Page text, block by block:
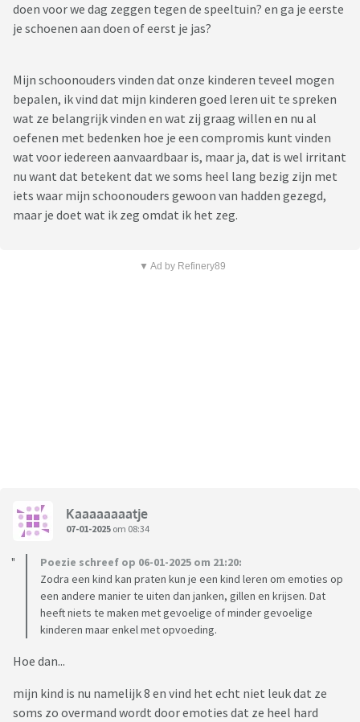
doen voor we dag zeggen tegen de speeltuin? en ga je eerste
je schoenen aan doen of eerst je jas?
Mijn schoonouders vinden dat onze kinderen teveel mogen
bepalen, ik vind dat mijn kinderen goed leren uit te spreken
wat ze belangrijk vinden en wat zij graag willen en nu al
oefenen met bedenken hoe je een compromis kunt vinden
wat voor iedereen aanvaardbaar is, maar ja, dat is wel irritant
nu want dat betekent dat we soms heel lang bezig zijn met
iets waar mijn schoonouders gewoon van hadden gezegd,
maar je doet wat ik zeg omdat ik het zeg.
▼ Ad by Refinery89
Kaaaaaaaatje
07-01-2025 om 08:34
Poezie schreef op 06-01-2025 om 21:20:
Zodra een kind kan praten kun je een kind leren om emoties op
een andere manier te uiten dan janken, gillen en krijsen. Dat
heeft niets te maken met gevoelige of minder gevoelige
kinderen maar enkel met opvoeding.
Hoe dan...
mijn kind is nu namelijk 8 en vind het echt niet leuk dat ze
soms zo overmand wordt door emoties dat ze heel hard